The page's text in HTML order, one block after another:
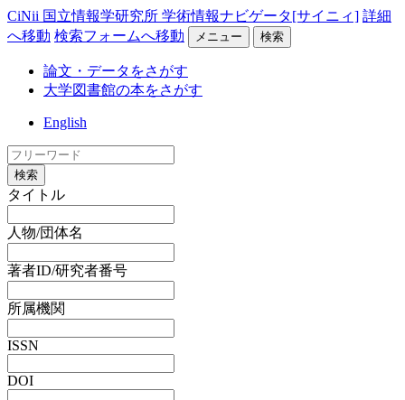
CiNii 国立情報学研究所 学術情報ナビゲータ[サイニィ] 詳細
へ移動 検索フォームへ移動 メニュー 検索
論文・データをさがす
大学図書館の本をさがす
English
検索
タイトル
人物/団体名
著者ID/研究者番号
所属機関
ISSN
DOI